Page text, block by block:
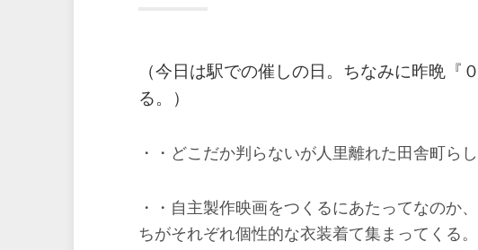
（今日は駅での催しの日。ちなみに昨晩『
る。）
・・どこだか判らないが人里離れた田舎町らし
・・自主製作映画をつくるにあたってなのか
ちがそれぞれ個性的な衣装着て集まってくる